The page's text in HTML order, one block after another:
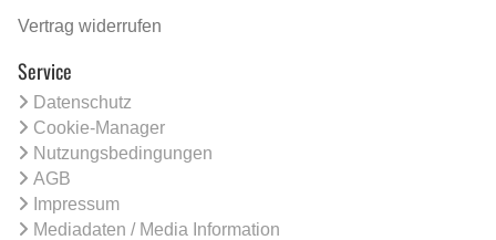
Vertrag widerrufen
Service
Datenschutz
Cookie-Manager
Nutzungsbedingungen
AGB
Impressum
Mediadaten / Media Information